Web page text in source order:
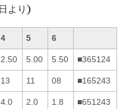
より)
4 5 6
2.50 5.00 5.50 ■365124
13 11 08 ■165243
4.0 2.0 1.8 ■651243